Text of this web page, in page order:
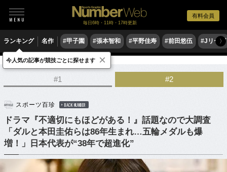
有料会員
毎日6時・11時・17時更新
ランキング 名作 #甲子園 #張本智和 #平野佳寿 #前田悠伍 #Jリーグ
〉
他競技
#1 #2
スポーツ百珍 BACK NUMBER
ドラマ『不適切にもほどがある！』話題なので大調査
「ダルと本田圭佑らは86年生まれ…五輪メダルも爆
増！」日本代表が“38年で超進化”
今人気の記事が競技ごとに探せます ×